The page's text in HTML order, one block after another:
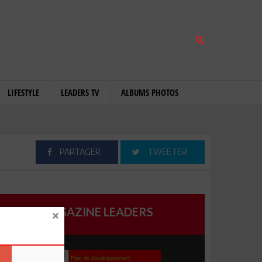
LIFESTYLE LEADERS TV ALBUMS PHOTOS
PARTAGER TWEETER
MAGAZINE LEADERS